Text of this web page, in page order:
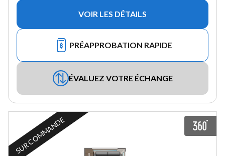
VOIR LES DÉTAILS
PRÉAPPROBATION RAPIDE
ÉVALUEZ VOTRE ÉCHANGE
SUR COMMANDE